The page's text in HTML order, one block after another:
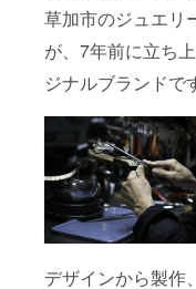
草加市のジュエリ
が、7年前に立ち
ジナルブランドで
デザインから製作